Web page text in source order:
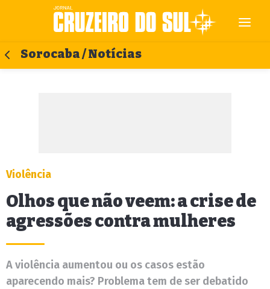
Sorocaba / Notícias
Violência
Olhos que não veem: a crise de
agressões contra mulheres
A violência aumentou ou os casos estão
aparecendo mais? Problema tem de ser debatido